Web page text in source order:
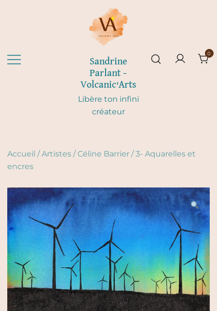
Sandrine
Parlant –
Volcanic'Arts
Libère ton infini
créateur
0
Accueil /Artistes / Céline Barrier /3- Aquarelles et
encres